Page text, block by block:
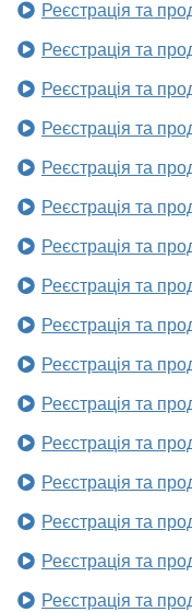
Реєстрація та
Реєстрація та
Реєстрація та
Реєстрація та
Реєстрація та
Реєстрація та
Реєстрація та
Реєстрація та
Реєстрація та
Реєстрація та
Реєстрація та
Реєстрація та
Реєстрація та
Реєстрація та
Реєстрація та
Реєстрація та